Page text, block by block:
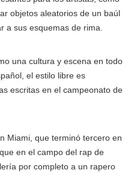
objetos aleatorios de un baúl
a sus esquemas de rima.
una cultura y escena en todo
el estilo libre es
escritas en el campeonato de
Miami, que terminó tercero en
en el campo del rap de
por completo a un rapero